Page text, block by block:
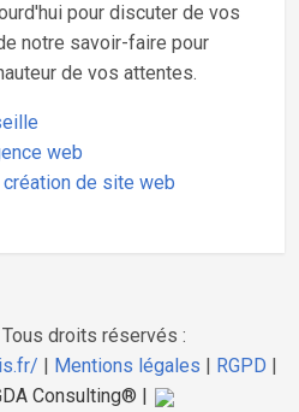
pour discuter de vos
notre savoir-faire pour
de vos attentes.
web
de site web
droits réservés :
| Mentions légales | RGPD |
Consulting® |